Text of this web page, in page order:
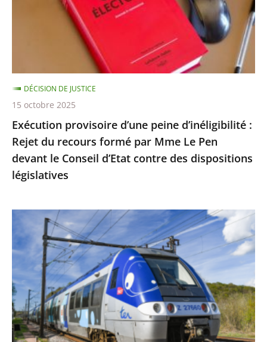
formé
par
Mme
Le
Pen
devant
le
d’Etat
contre
dispositions
législatives
Exécution provisoire d’une peine d’inéligibilité :
Rejet du recours formé par Mme Le Pen
devant le Conseil d’Etat contre des dispositions
législatives
DÉCISION DE JUSTICE
15 octobre 2025
Utilisation
du
réseau
ferré
par
les
régions
: